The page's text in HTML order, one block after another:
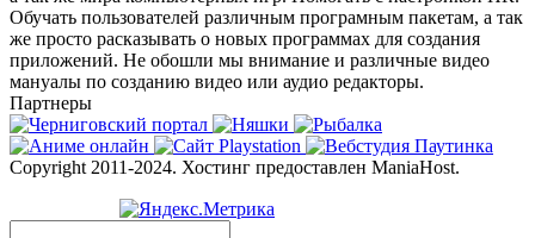
Обучать пользователей различным програмным пакетам, а так
же просто расказывать о новых программах для создания
приложений. Не обошли мы внимание и различные видео
мануалы по созданию видео или аудио редакторы.
Партнеры
Copyright 2011-2024. Хостинг предоставлен ManiaHost.